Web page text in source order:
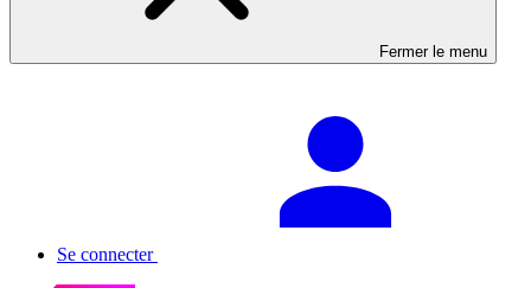
Fermer le menu
Se connecter